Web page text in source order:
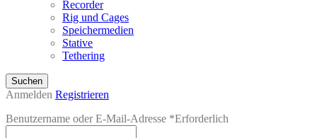
Recorder
Rig und Cages
Speichermedien
Stative
Tethering
Suchen
Anmelden Registrieren
Benutzername oder E-Mail-Adresse *Erforderlich